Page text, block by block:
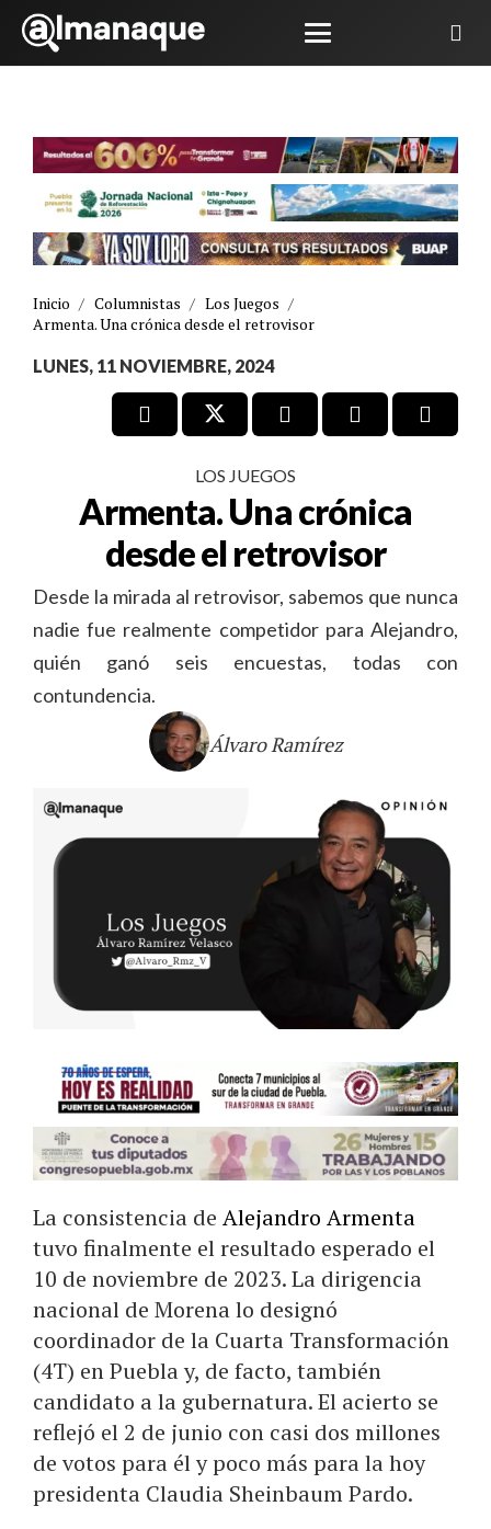
Inicio / Columnistas / Los Juegos /
Armenta. Una crónica desde el retrovisor
LUNES, 11 NOVIEMBRE, 2024
LOS JUEGOS
Armenta. Una crónica
desde el retrovisor
Desde la mirada al retrovisor, sabemos que nunca
nadie fue realmente competidor para Alejandro,
quién ganó seis encuestas, todas con
contundencia.
Álvaro Ramírez
La consistencia de Alejandro Armenta
tuvo finalmente el resultado esperado el
10 de noviembre de 2023. La dirigencia
nacional de Morena lo designó
coordinador de la Cuarta Transformación
(4T) en Puebla y, de facto, también
candidato a la gubernatura. El acierto se
reflejó el 2 de junio con casi dos millones
de votos para él y poco más para la hoy
presidenta Claudia Sheinbaum Pardo.